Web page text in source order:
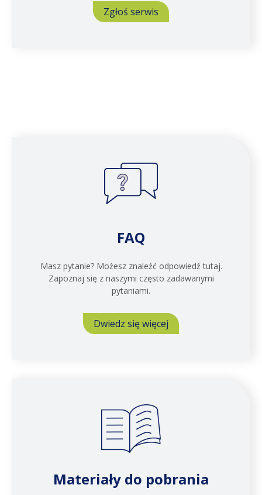
Zgłoś serwis
FAQ
Masz pytanie? Możesz znaleźć odpowiedź tutaj.
Zapoznaj się z naszymi często zadawanymi
pytaniami.
Dwiedz się więcej
Materiały do pobrania